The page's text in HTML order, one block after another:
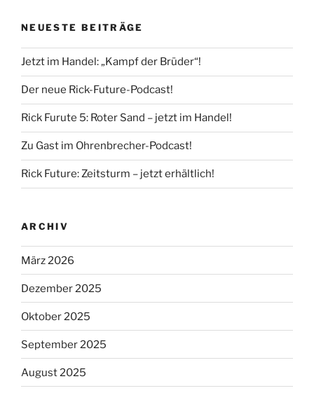
NEUESTE BEITRÄGE
Jetzt im Handel: „Kampf der Brüder“!
Der neue Rick-Future-Podcast!
Rick Furute 5: Roter Sand – jetzt im Handel!
Zu Gast im Ohrenbrecher-Podcast!
Rick Future: Zeitsturm – jetzt erhältlich!
ARCHIV
März 2026
Dezember 2025
Oktober 2025
September 2025
August 2025